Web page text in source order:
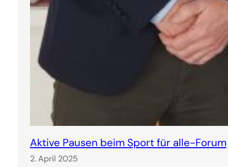
Aktive Pausen beim Sport für alle-Forum
2. April 2025